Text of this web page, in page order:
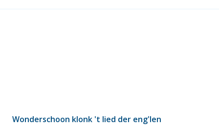
Wonderschoon klonk 't lied der eng'len